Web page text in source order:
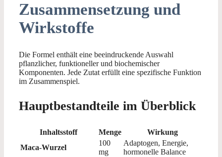
Zusammensetzung und
Wirkstoffe
Die Formel enthält eine beeindruckende Auswahl
pflanzlicher, funktioneller und biochemischer
Komponenten. Jede Zutat erfüllt eine spezifische Funktion
im Zusammenspiel.
Hauptbestandteile im Überblick
Inhaltsstoff Menge
Wirkung
Maca-Wurzel
100
mg
Adaptogen, Energie,
hormonelle Balance